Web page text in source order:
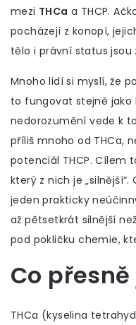
mezi THCa a THCP.
pocházejí z konopí,
tělo i právní status jsou
Mnoho lidí si myslí, že
to fungovat stejně jako
nedorozumění vede k
příliš mnoho od THCa,
potenciál THCP. Cílem
který z nich je
jeden prakticky
až pětsetkrát silnější
pod pokličku chemie,
Co přesně
THCa (kyselina